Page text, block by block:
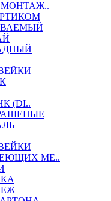
МОНТАЖ..
(DI..
МЕ..